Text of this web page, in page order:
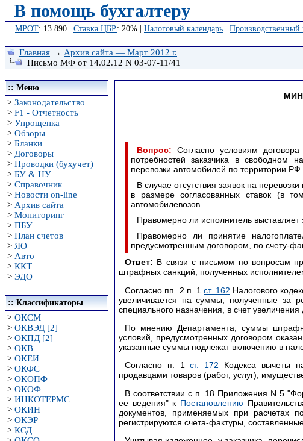
В помощь бухгалтеру
МРОТ: 13 890 | Ставка ЦБР: 20% | Налоговый календарь Производственный
Главная → Архив сайта — Март 2012 г.
Письмо МФ от 14.02.12 N 03-07-11/41
:: Меню
> Законодательство
> F1 - Отчетность
> Упрощенка
> Обзоры
> Бланки
> Договоры
> Проводки (бухучет)
> БУ & НУ
> Справочник
> Новости on-line
> Архив сайта
> Мониторинг
> ПБУ
> План счетов
> ЯО
> Авто
> ККТ
> ЭДО
:: Классификаторы
> ОКСМ
> ОКВЭД [2]
> ОКПД [2]
> ОКВ
> ОКЕИ
> ОКФС
> ОКОПФ
> ОКОФ
> ИНКОТЕРМС
> ОКИН
> ОКЭР
> КСД
Вопрос: Согласно условиям договора
потребностей заказчика в свободном
перевозки автомобилей по территории РФ
В случае отсутствия заявок на
в размере согласованных ставок (в
автомобилевозов.
Правомерно ли исполнитель
Правомерно ли принятие
предусмотренным договором, по счету-
Ответ: В связи с письмом по вопросам
штрафных санкций, полученных
Согласно пп. 2 п. 1ст. 162 Налогового
увеличивается на суммы, полученные за
специального назначения, в счет
По мнению Департамента, суммы
условий, предусмотренных договором
указанные суммы подлежат включению в
Согласно п. 1ст. 172 Кодекса вычеты
продавцами товаров (работ, услуг),
В соответствии с п. 18 Приложения N 5
ее ведения" к Постановлению
документов, применяемых при расчетах
регистрируются счета-фактуры,